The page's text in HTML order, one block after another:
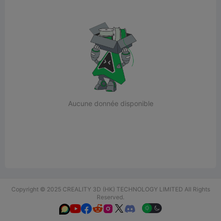
Aucune donnée disponible
Copyright © 2025 CREALITY 3D (HK) TECHNOLOGY LIMITED All Rights
Reserved.
  